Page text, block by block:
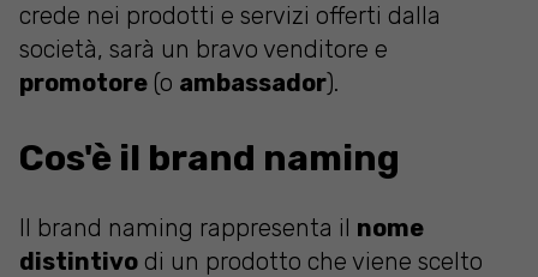
crede nei prodotti e servizi offerti dalla
società, sarà un bravo venditore e
promotore (o ambassador).
Cos'è il brand naming
Il brand naming rappresenta il nome
distintivo di un prodotto che viene scelto